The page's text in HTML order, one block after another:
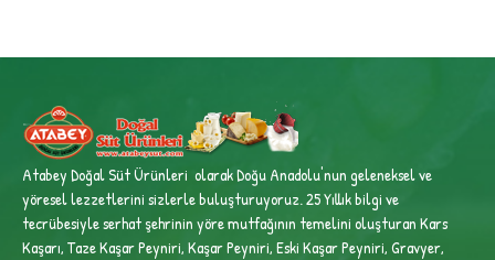
Atabey Doğal Süt Ürünleri olarak Doğu Anadolu'nun geleneksel ve
yöresel lezzetlerini sizlerle buluşturuyoruz. 25 Yıllık bilgi ve
tecrübesiyleserhat şehrinin yöre mutfağının temelini oluşturan Kars
Kaşarı, Taze Kaşar Peyniri, Kaşar Peyniri, Eski Kaşar Peyniri, Gravyer,